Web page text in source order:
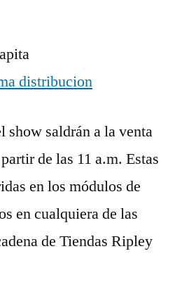
show saldrán a la venta
de las 11 a.m. Estas
en los módulos de
en cualquiera de las
de Tiendas Ripley